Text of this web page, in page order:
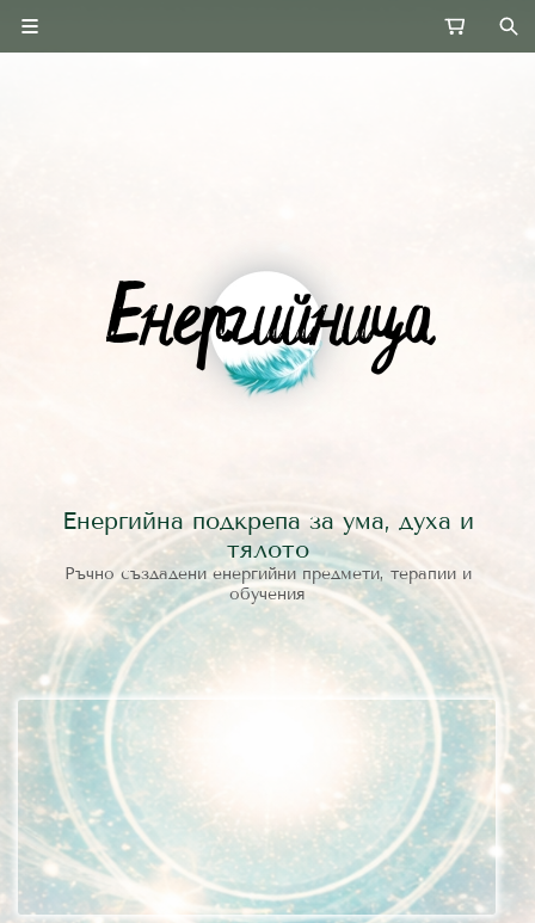
Енергийна подкрепа за ума, духа и
тялото
Ръчно създадени енергийни предмети, терапии и
обучения